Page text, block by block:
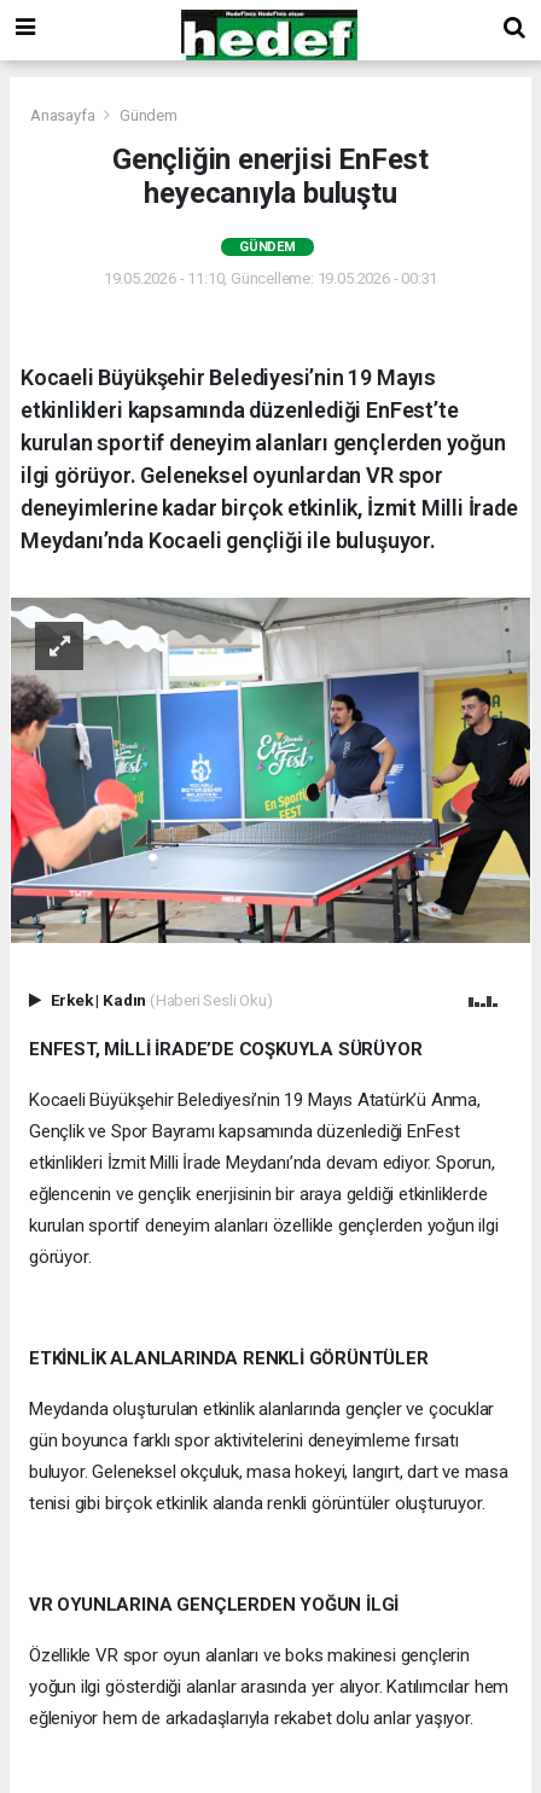
Anasayfa Gündem
Gençliğin enerjisi EnFest
heyecanıyla buluştu
GÜNDEM
19.05.2026 - 11:10, Güncelleme: 19.05.2026 - 00:31
Kocaeli Büyükşehir Belediyesi’nin 19 Mayıs
etkinlikleri kapsamında düzenlediği EnFest’te
kurulan sportif deneyim alanları gençlerden yoğun
ilgi görüyor. Geleneksel oyunlardan VR spor
deneyimlerine kadar birçok etkinlik, İzmit Milli İrade
Meydanı’nda Kocaeli gençliği ile buluşuyor.
Erkek| Kadın (Haberi Sesli Oku)
ENFEST, MİLLİ İRADE’DE COŞKUYLA SÜRÜYOR
Kocaeli Büyükşehir Belediyesi’nin 19 Mayıs Atatürk’ü Anma,
Gençlik ve Spor Bayramı kapsamında düzenlediği EnFest
etkinlikleri İzmit Milli İrade Meydanı’nda devam ediyor. Sporun,
eğlencenin ve gençlik enerjisinin bir araya geldiği etkinliklerde
kurulan sportif deneyim alanları özellikle gençlerden yoğun ilgi
görüyor.
ETKİNLİK ALANLARINDA RENKLİ GÖRÜNTÜLER
Meydanda oluşturulan etkinlik alanlarında gençler ve çocuklar
gün boyunca farklı spor aktivitelerini deneyimleme fırsatı
buluyor. Geleneksel okçuluk, masa hokeyi, langırt, dart ve masa
tenisi gibi birçok etkinlik alanda renkli görüntüler oluşturuyor.
VR OYUNLARINA GENÇLERDEN YOĞUN İLGİ
Özellikle VR spor oyun alanları ve boks makinesi gençlerin
yoğun ilgi gösterdiği alanlar arasında yer alıyor. Katılımcılar hem
eğleniyor hem de arkadaşlarıyla rekabet dolu anlar yaşıyor.